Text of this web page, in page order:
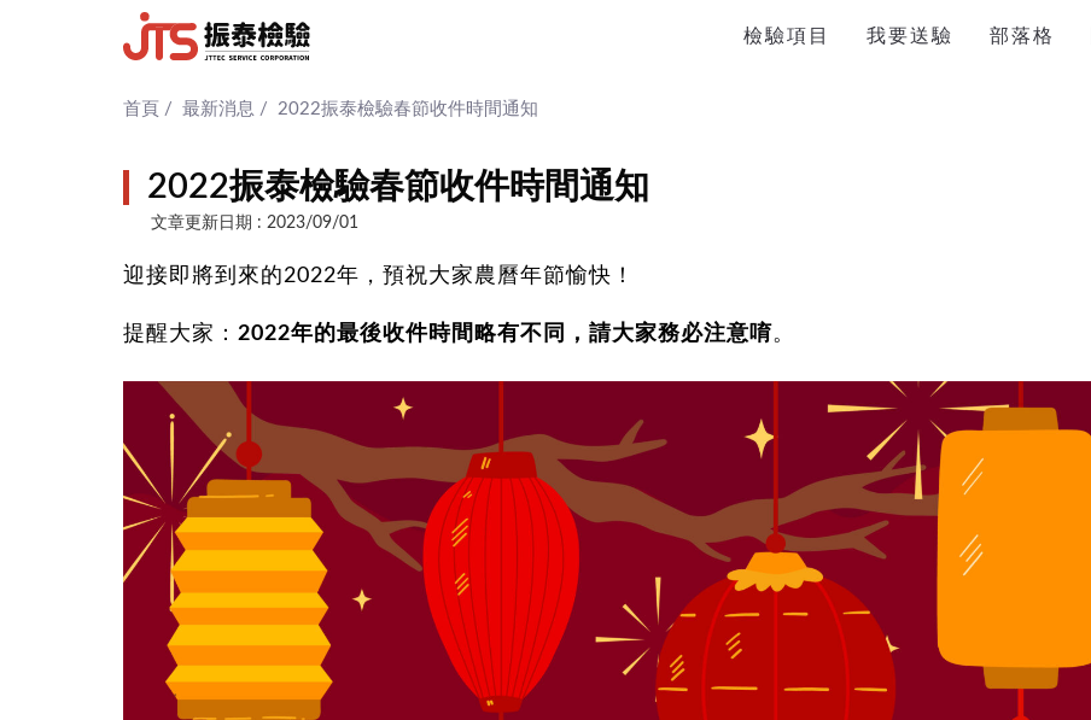
檢驗項目 我要送驗 部落格
首頁 / 最新消息 / 2022振泰檢驗春節收件時間通知
2022振泰檢驗春節收件時間通知
文章更新日期 : 2023/09/01
迎接即將到來的2022年，預祝大家農曆年節愉快！
提醒大家： 2022年的最後收件時間略有不同，請大家務必注意唷。